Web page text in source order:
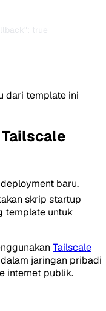
true
dari template ini
baru.
skrip startup
template untuk
Tailscale
jaringan pribadi
internet publik.